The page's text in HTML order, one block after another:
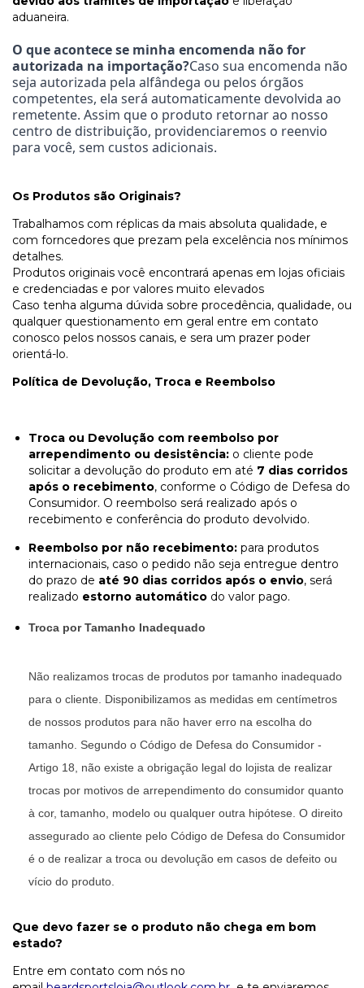
aduaneira.
O que acontece se minha encomenda não for
autorizada na importação?Caso sua encomenda não
seja autorizada pela alfândega ou pelos órgãos
competentes, ela será automaticamente devolvida ao
remetente. Assim que o produto retornar ao nosso
centro de distribuição, providenciaremos o reenvio
para você, sem custos adicionais.
Os Produtos são Originais?
Trabalhamos com réplicas da mais absoluta qualidade, e
com forncedores que prezam pela excelência nos mínimos
detalhes.
Produtos originais você encontrará apenas em lojas oficiais
e credenciadas e por valores muito elevados
Caso tenha alguma dúvida sobre procedência, qualidade, ou
qualquer questionamento em geral entre em contato
conosco pelos nossos canais, e sera um prazer poder
orientá-lo.
Política de Devolução, Troca e Reembolso
Troca ou Devolução com reembolso por
arrependimento ou desistência: o cliente pode
solicitar a devolução do produto em até 7 dias corridos
após o recebimento, conforme o Código de Defesa do
Consumidor. O reembolso será realizado após o
recebimento e conferência do produto devolvido.
Reembolso por não recebimento: para produtos
internacionais, caso o pedido não seja entregue dentro
do prazo de até 90 dias corridos após o envio, será
realizado estorno automático do valor pago.
Troca por Tamanho Inadequado
Não realizamos trocas de produtos por tamanho inadequado
para o cliente. Disponibilizamos as medidas em centímetros
de nossos produtos para não haver erro na escolha do
tamanho. Segundo o Código de Defesa do Consumidor -
Artigo 18, não existe a obrigação legal do lojista de realizar
trocas por motivos de arrependimento do consumidor quanto
à cor, tamanho, modelo ou qualquer outra hipótese. O direito
assegurado ao cliente pelo Código de Defesa do Consumidor
é o de realizar a troca ou devolução em casos de defeito ou
vício do produto.
Que devo fazer se o produto não chega em bom
estado?
Entre em contato com nós no